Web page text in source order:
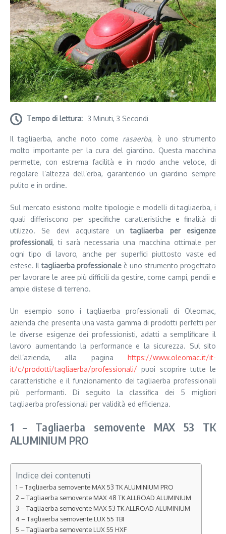
Tempo di lettura: 3 Minuti, 3 Secondi
Il tagliaerba, anche noto come rasaerba, è uno strumento
molto importante per la cura del giardino. Questa macchina
permette, con estrema facilità e in modo anche veloce, di
regolare l’altezza dell’erba, garantendo un giardino sempre
pulito e in ordine.
Sul mercato esistono molte tipologie e modelli di tagliaerba, i
quali differiscono per specifiche caratteristiche e finalità di
utilizzo. Se devi acquistare untagliaerba per esigenze
professionali, ti sarà necessaria una macchina ottimale per
ogni tipo di lavoro, anche per superfici piuttosto vaste ed
estese. Il tagliaerba professionale è uno strumento progettato
per lavorare le aree più difficili da gestire, come campi, pendii e
ampie distese di terreno.
Un esempio sono i tagliaerba professionali di Oleomac,
azienda che presenta una vasta gamma di prodotti perfetti per
le diverse esigenze dei professionisti, adatti a semplificare il
lavoro aumentando la performance e la sicurezza. Sul sito
dell’azienda, alla pagina https://www.oleomac.it/it-
it/c/prodotti/tagliaerba/professionali/ puoi scoprire tutte le
caratteristiche e il funzionamento dei tagliaerba professionali
più performanti. Di seguito la classifica dei 5 migliori
tagliaerba professionali per validità ed efficienza.
1 – Tagliaerba semovente MAX 53 TK
ALUMINIUM PRO
Indice dei contenuti
1 – Tagliaerba semovente MAX 53 TK ALUMINIUM PRO
2 – Tagliaerba semovente MAX 48 TK ALLROAD ALUMINIUM
3 – Tagliaerba semovente MAX 53 TK ALLROAD ALUMINIUM
4 – Tagliaerba semovente LUX 55 TBI
5 – Tagliaerba semovente LUX 55 HXF